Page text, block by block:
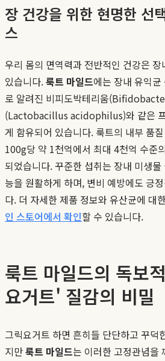
장 건강을 위한 현명한 선
스
우리 몸의 면역력과 전반적인 건강은
있습니다.룩트 마일드에는 장내 유익
로 알려진 비피도박테리움
(Lactobacillus acidophilus)와 같은
게 함유되어 있습니다. 룩트의 내부 품
100g당 약 1천억에서 최대 4천억 수준
되었습니다. 꾸준한 섭취는 장내 미생
능을 원활하게 하며, 변비 예방에도 긍
다. 더 자세한 제품 정보와 유산균에 대
인 스토어에서 확인할 수 있습니다.
룩트 마일드의 독보
요거트' 질감의 비밀
그릭요거트 하면 흔히들 단단하고 꾸덕
지만룩트 마일드는 이러한 고정관념을